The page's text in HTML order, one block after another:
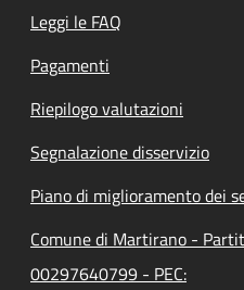
Leggi le FAQ
Pagamenti
Riepilogo valutazioni
Segnalazione disservizio
Piano di miglioramento dei
Comune di Martirano -
00297640799 - PEC: